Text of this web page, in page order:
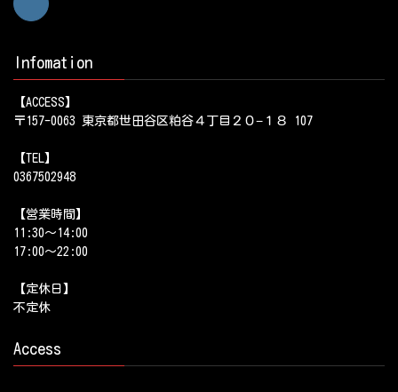
Infomation
【ACCESS】
〒157-0063 東京都世田谷区粕谷４丁目２０−１８ 107
【TEL】
0367502948
【営業時間】
11:30～14:00
17:00～22:00
【定休日】
不定休
Access